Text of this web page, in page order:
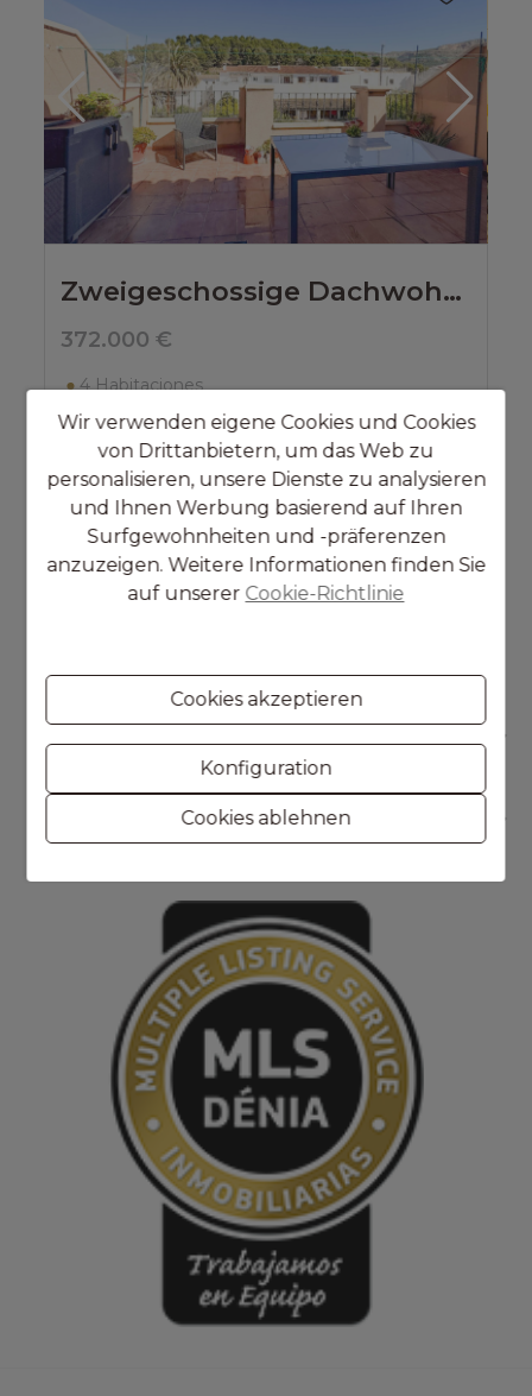
Zweigeschossige Dachwohnung in Jesús Pobre zu verkaufen
372.000 €
4Habitaciones
2
Metros: 142 m 2
Parcela: 0 m 2
Ref. 017-DE
KONTAKT
NAVIGATION
Wir verwenden eigene Cookies und Cookies
von Drittanbietern, um das Web zu
personalisieren, unsere Dienste zu analysieren
und Ihnen Werbung basierend auf Ihren
Surfgewohnheiten und -präferenzen
anzuzeigen. Weitere Informationen finden Sie
auf unserer Cookie-Richtlinie
Cookies akzeptieren
Konfiguration
Cookies ablehnen